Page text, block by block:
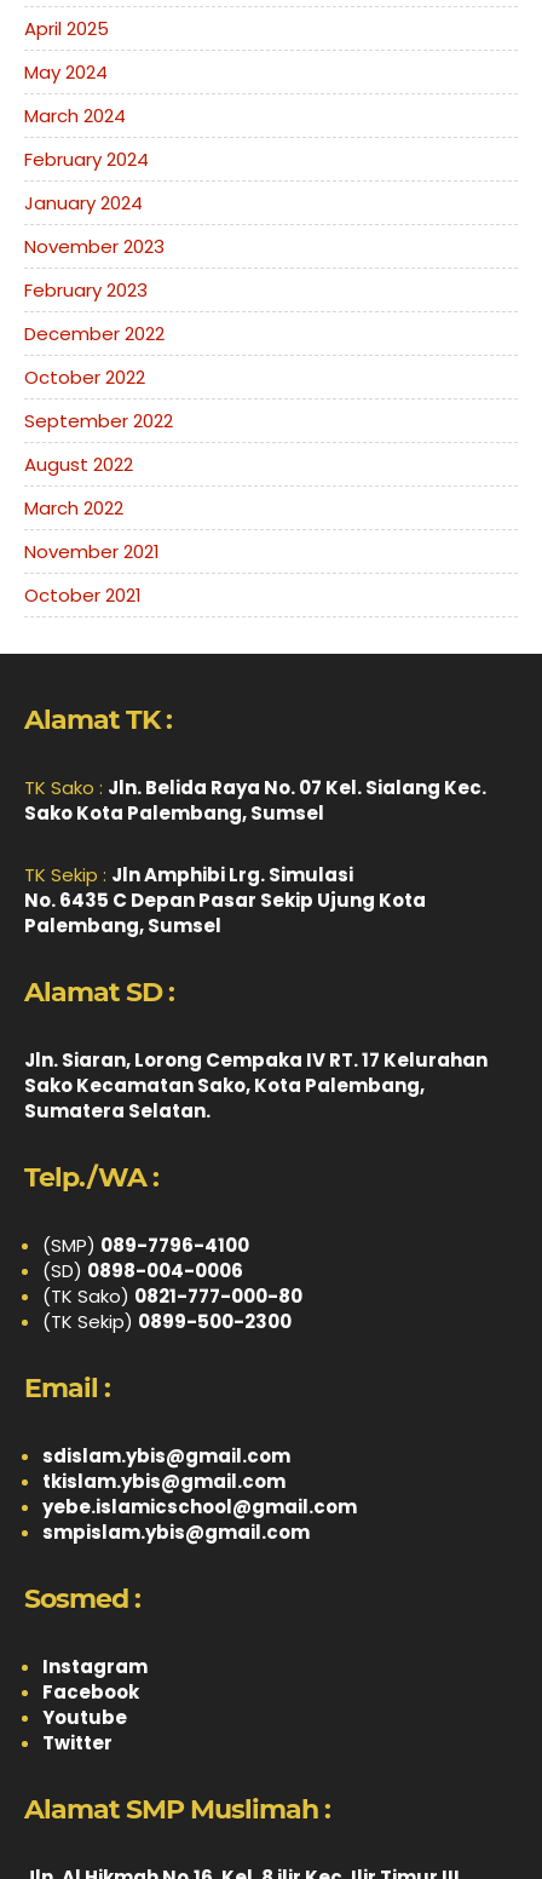
April 2025
May 2024
March 2024
February 2024
January 2024
November 2023
February 2023
December 2022
October 2022
September 2022
August 2022
March 2022
November 2021
October 2021
Alamat TK :
TK Sako : Jln. Belida Raya No. 07 Kel. Sialang Kec.
Sako Kota Palembang, Sumsel
TK Sekip : Jln Amphibi Lrg. Simulasi
No. 6435 C Depan Pasar Sekip Ujung Kota
Palembang, Sumsel
Alamat SD :
Jln. Siaran, Lorong Cempaka IV RT. 17 Kelurahan
Sako Kecamatan Sako, Kota Palembang,
Sumatera Selatan.
Telp./WA :
(SMP) 089-7796-4100
(SD) 0898-004-0006
(TK Sako) 0821-777-000-80
(TK Sekip) 0899-500-2300
Email :
sdislam.ybis@gmail.com
tkislam.ybis@gmail.com
yebe.islamicschool@gmail.com
smpislam.ybis@gmail.com
Sosmed :
Instagram
Facebook
Youtube
Twitter
Alamat SMP Muslimah :